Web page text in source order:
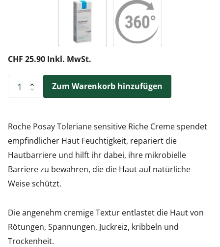
CHF 25.90 Inkl. MwSt.
Zum Warenkorb hinzufügen
Roche Posay Toleriane sensitive Riche Creme spendet
empfindlicher Haut Feuchtigkeit, repariert die
Hautbarriere und hilft ihr dabei, ihre mikrobielle
Barriere zu bewahren, die die Haut auf natürliche
Weise schützt.
Die angenehm cremige Textur entlastet die Haut von
Rötungen, Spannungen, Juckreiz, kribbeln und
Trockenheit.